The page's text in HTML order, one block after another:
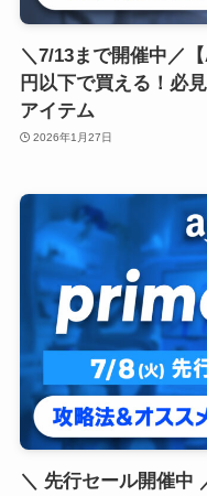
＼7/13まで開催中／
円以下で買える！必
アイテム
2026年1月27日
＼ 先行セール開催中